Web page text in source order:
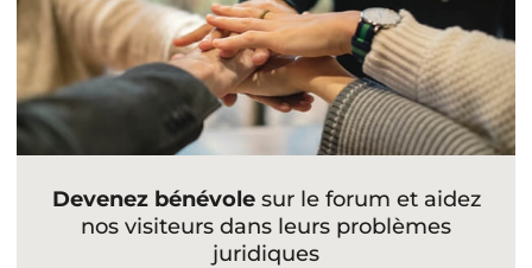
Devenez bénévolesur le forum et aidez
nos visiteurs dans leurs problèmes
juridiques